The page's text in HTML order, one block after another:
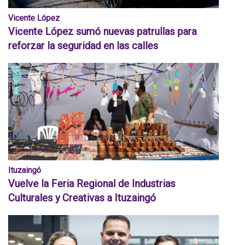
Vicente López
Vicente López sumó nuevas patrullas para
reforzar la seguridad en las calles
Ituzaingó
Vuelve la Feria Regional de Industrias
Culturales y Creativas a Ituzaingó